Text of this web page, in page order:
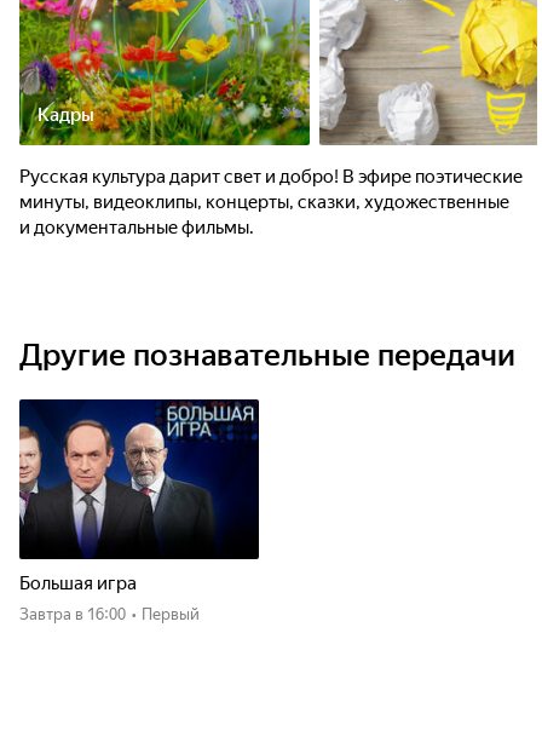
Кадры
Русская культура дарит свет и добро! В эфире поэтические
минуты, видеоклипы, концерты, сказки, художественные
и документальные фильмы.
Другие познавательные передачи
Большая игра
Завтра в 16:00 • Первый